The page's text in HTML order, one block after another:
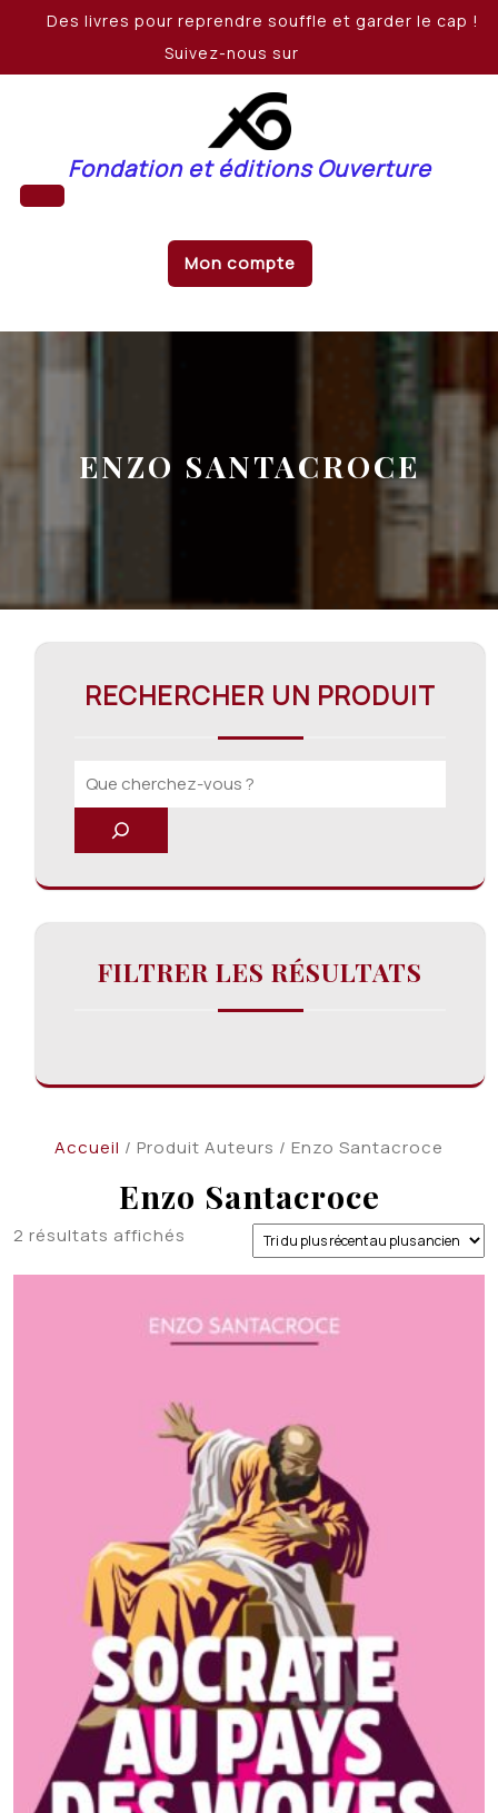
Des livres pour reprendre souffle et garder le cap !
Suivez-nous sur
Fondation et éditions Ouverture
Mon compte
ENZO SANTACROCE
Accueil / Produit Auteurs / Enzo Santacroce
Enzo Santacroce
2 résultats affichés
au
RECHERCHER UN PRODUIT
FILTRER LES RÉSULTATS